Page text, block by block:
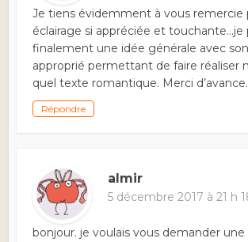
Je tiens évidemment à vous remercie
éclairage si appréciée et touchante…je
finalement une idée générale avec
approprié permettant de faire réaliser
quel texte romantique. Merci d’avance.
Répondre
almir
5 décembre 2017 à 21 h
bonjour. je voulais vous demander une